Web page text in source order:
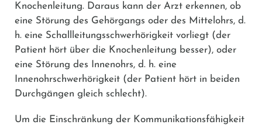
Knochenleitung. Daraus kann der Arzt erkennen, ob
eine Störung des Gehörgangs oder des Mittelohrs, d.
h. eine Schallleitungsschwerhörigkeit vorliegt (der
Patient hört über die Knochenleitung besser), oder
eine Störung des Innenohrs, d. h. eine
Innenohrschwerhörigkeit (der Patient hört in beiden
Durchgängen gleich schlecht).
Um die Einschränkung der Kommunikationsfähigkeit